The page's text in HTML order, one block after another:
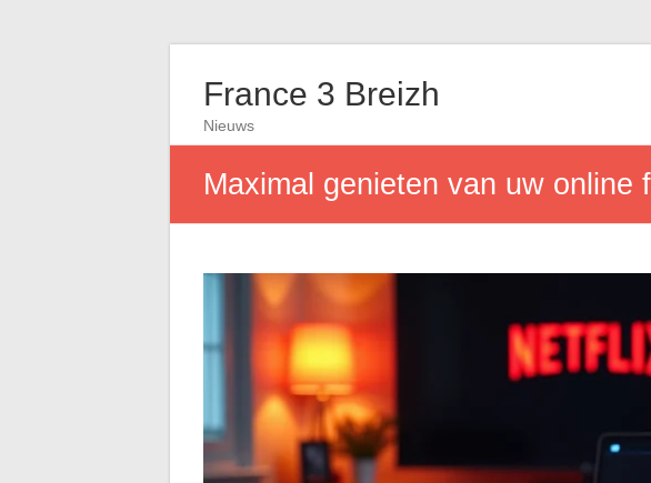
France 3 Breizh
Nieuws
Maximal genieten van uw online